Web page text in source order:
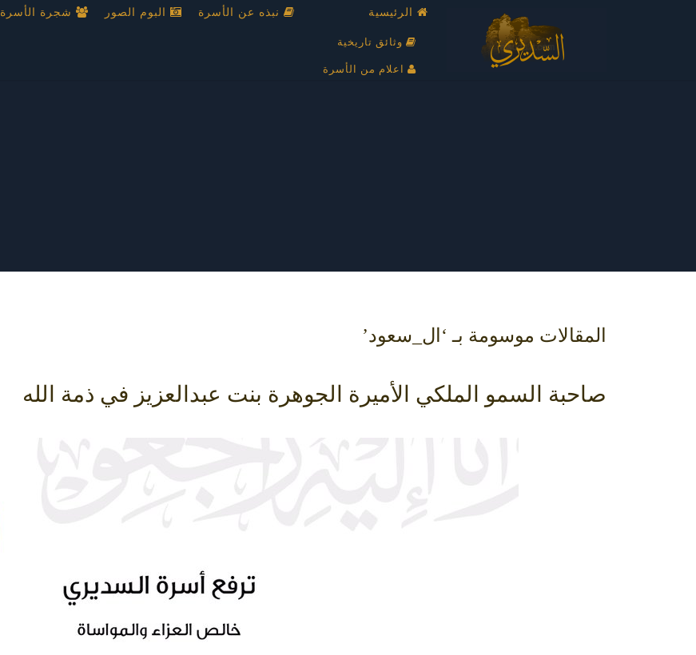
الرئيسية
وثائق تاريخية
اعلام من الأسرة
نبذه عن الأسرة البوم الصور شجرة الأسرة
المقالات موسومة بـ ‘ال_سعود’
صاحبة السمو الملكي الأميرة الجوهرة بنت عبدالعزيز في ذمة الله